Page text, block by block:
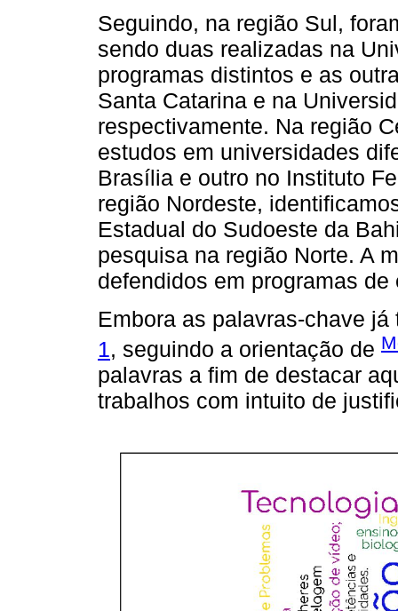
Seguindo, na região Sul,
sendo duas realizadas na
programas distintos e as
Santa Catarina e na
respectivamente. Na região
estudos em universidades
Brasília e outro no Instituto
região Nordeste,
Estadual do Sudoeste da
pesquisa na região Norte. A
defendidos em programas
Embora as palavras-chave
1, seguindo a orientação de
palavras a fim de destacar
trabalhos com intuito de